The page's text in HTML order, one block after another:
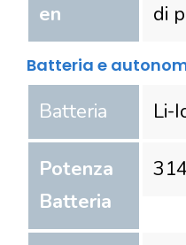
en
di
Batteria e
Batteria Li-
Potenza
Batteria